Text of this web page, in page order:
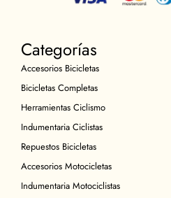
Categorías
Accesorios Bicicletas
Bicicletas Completas
Herramientas Ciclismo
Indumentaria Ciclistas
Repuestos Bicicletas
Accesorios Motocicletas
Indumentaria Motociclistas